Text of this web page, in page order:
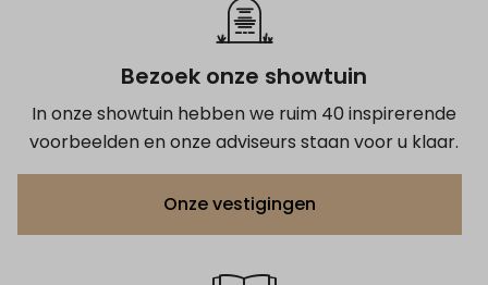
Bezoek onze showtuin
In onze showtuin hebben we ruim 40 inspirerende
voorbeelden en onze adviseurs staan voor u klaar.
Onze vestigingen